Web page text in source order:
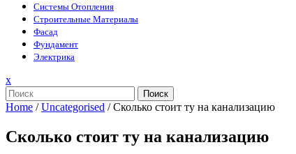
Системы Отопления
Строительные Материалы
Фасад
Фундамент
Электрика
xЗакрыть
меню
Поиск
Home /Uncategorised /Сколько стоит ту на канализацию
Сколько стоит ту на канализацию